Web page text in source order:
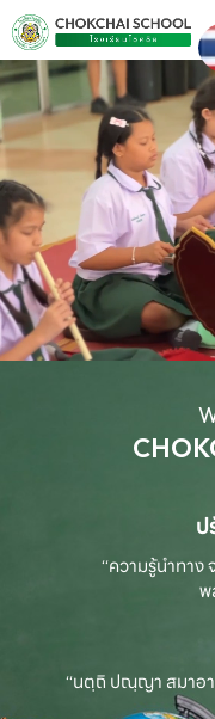
ป
“ความรู้นำทาง
พ
“นตฺถิ ปณฺญา สมาอ